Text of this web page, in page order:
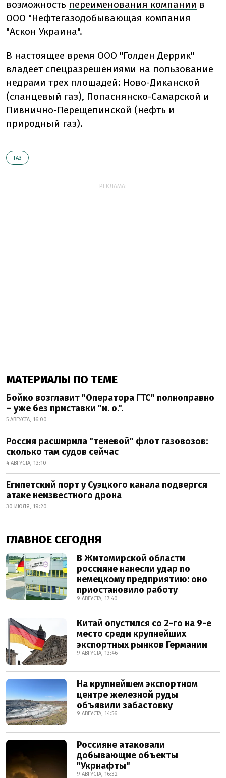
возможность переименования компании в
ООО "Нефтегазодобывающая компания
"Аскон Украина".
В настоящее время ООО "Голден Деррик"
владеет спецразрешениями на пользование
недрами трех площадей: Ново-Диканской
(сланцевый газ), Попаснянско-Самарской и
Пивнично-Перещепинской (нефть и
природный газ).
ГАЗ
РЕКЛАМА:
МАТЕРИАЛЫ ПО ТЕМЕ
Бойко возглавит "Оператора ГТС" полноправно
– уже без приставки "и. о.".
5 АВГУСТА, 16:00
Россия расширила "теневой" флот газовозов:
сколько там судов сейчас
4 АВГУСТА, 13:10
Египетский порт у Суэцкого канала подвергся
атаке неизвестного дрона
30 ИЮЛЯ, 19:20
ГЛАВНОЕ СЕГОДНЯ
В Житомирской области
россияне нанесли удар по
немецкому предприятию: оно
приостановило работу
9 АВГУСТА, 17:40
Китай опустился со 2-го на 9-е
место среди крупнейших
экспортных рынков Германии
9 АВГУСТА, 13:46
На крупнейшем экспортном
центре железной руды
объявили забастовку
9 АВГУСТА, 14:56
Россияне атаковали
добывающие объекты
"Укрнафты"
9 АВГУСТА, 16:32